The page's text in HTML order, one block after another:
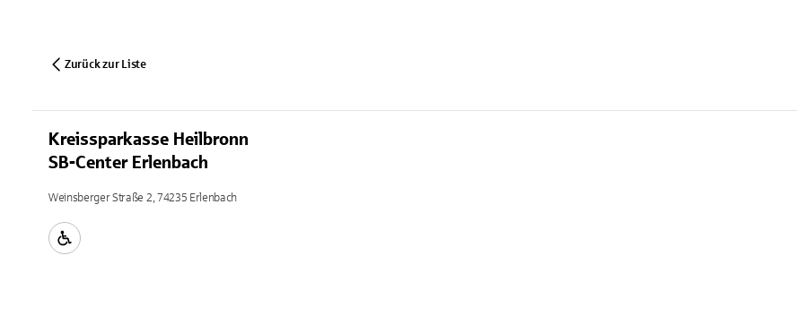
Zurück zur Liste
Kreissparkasse Heilbronn
SB-Center Erlenbach
Weinsberger Straße 2, 74235 Erlenbach